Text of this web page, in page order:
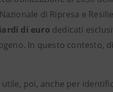
di Ripresa e
di euro dedicati
In questo contesto,
poi, anche per